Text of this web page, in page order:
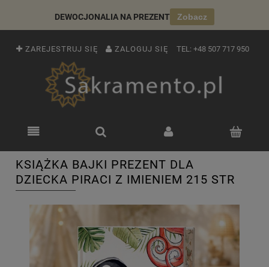
DEWOCJONALIA NA PREZENT Zobacz
ZAREJESTRUJ SIĘ ZALOGUJ SIĘ TEL: +48 507 717 950
KSIĄŻKA BAJKI PREZENT DLA
DZIECKA PIRACI Z IMIENIEM 215 STR